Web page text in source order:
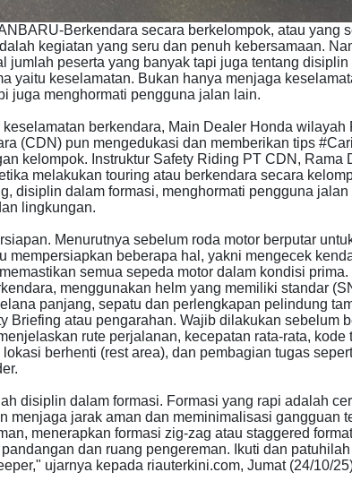
Berkendara secara berkelompok, atau yang
kegiatan yang seru dan penuh kebersamaan.
jumlah peserta yang banyak tapi juga tentang
yaitu keselamatan. Bukan hanya menjaga
juga menghormati pengguna jalan lain.
berkendara, Main Dealer Honda wilayah
(CDN) pun mengedukasi dan memberikan tips
kelompok. Instruktur Safety Riding PT CDN, Rama
melakukan touring atau berkendara secara
disiplin dalam formasi, menghormati pengguna
lingkungan.
Menurutnya sebelum roda motor berputar
mempersiapkan beberapa hal, yakni mengecek
semua sepeda motor dalam kondisi
menggunakan helm yang memiliki standar
panjang, sepatu dan perlengkapan pelindung
Briefing atau pengarahan. Wajib dilakukan sebelum
rute perjalanan, kecepatan rata-rata, kode
berhenti (rest area), dan pembagian tugas
disiplin dalam formasi. Formasi yang rapi adalah
menjaga jarak aman dan meminimalisasi gangguan
menerapkan formasi zig-zag atau staggered
dan ruang pengereman. Ikuti dan
ujarnya kepada riauterkini.com, Jumat (24/10/